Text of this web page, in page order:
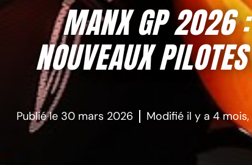
MANX GP 2026 :
NOUVEAUX
Publié le 30 mars 2026 Modifié il y a 4